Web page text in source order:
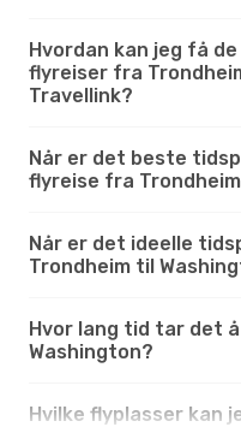
Hvordan kan jeg få
flyreiser fra
Travellink?
Når er det beste
flyreise fra
Når er det ideelle
Trondheim til
Hvor lang tid tar det
Washington?
Hvilke flyplasser kan